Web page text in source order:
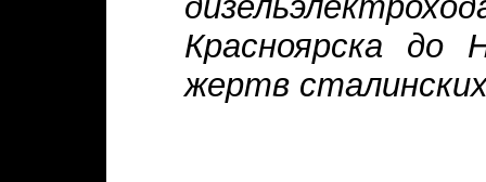
Красноярска до
жертв